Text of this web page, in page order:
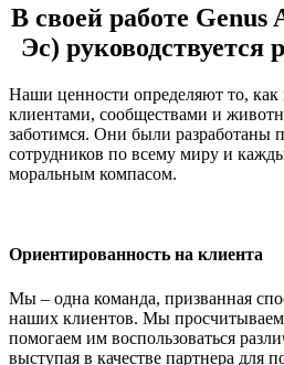
В своей работе Genus
Эс) руководствуется
Наши ценности определяют то, как
клиентами, сообществами и
заботимся. Они были разработаны
сотрудников по всему миру и
моральным компасом.
Ориентированность на клиента
Мы – одна команда, призванная
наших клиентов. Мы просчитываем
помогаем им воспользоваться
выступая в качестве партнера для